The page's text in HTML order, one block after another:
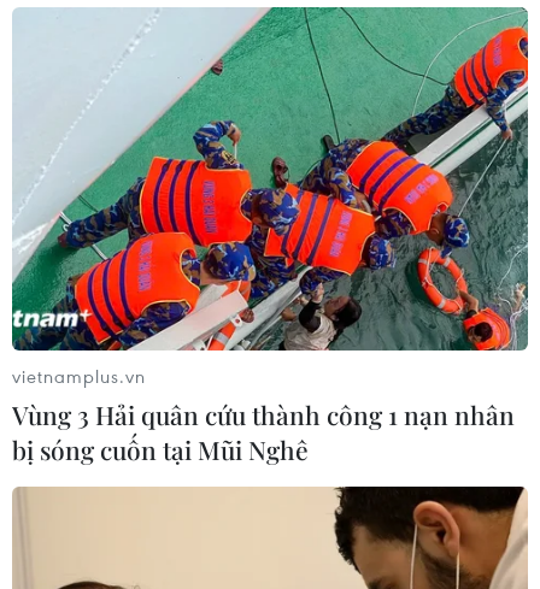
chiều; bé được phát hiện và đưa đi cấp cứu Bệnh viện
Đa khoa Thái Bình nhưng cháu đã tử vong.
Hiện trường vụ trẻ mầm non tử
vong do bị bỏ quên trên xe ôtô ở Thái
Bình
vietnamplus.vn
Vùng 3 Hải quân cứu thành công 1 nạn nhân
bị sóng cuốn tại Mũi Nghê